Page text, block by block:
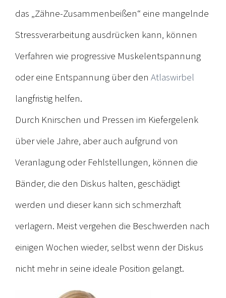
das „Zähne-Zusammenbeißen“ eine mangelnde
Stressverarbeitung ausdrücken kann, können
Verfahren wie progressive Muskelentspannung
oder eine Entspannung über den Atlaswirbel
langfristig helfen.
Durch Knirschen und Pressen im Kiefergelenk
über viele Jahre, aber auch aufgrund von
Veranlagung oder Fehlstellungen, können die
Bänder, die den Diskus halten, geschädigt
werden und dieser kann sich schmerzhaft
verlagern. Meist vergehen die Beschwerden nach
einigen Wochen wieder, selbst wenn der Diskus
nicht mehr in seine ideale Position gelangt.